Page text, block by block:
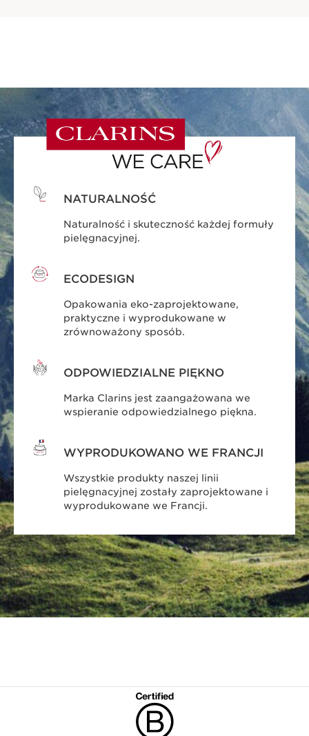
NATURALNOŚĆ
Naturalność i skuteczność każdej formuły
pielęgnacyjnej.
ECODESIGN
Opakowania eko-zaprojektowane,
praktyczne i wyprodukowane w
zrównoważony sposób.
ODPOWIEDZIALNE PIĘKNO
Marka Clarins jest zaangażowana we
wspieranie odpowiedzialnego piękna.
WYPRODUKOWANO WE FRANCJI
Wszystkie produkty naszej linii
pielęgnacyjnej zostały zaprojektowane i
wyprodukowane we Francji.